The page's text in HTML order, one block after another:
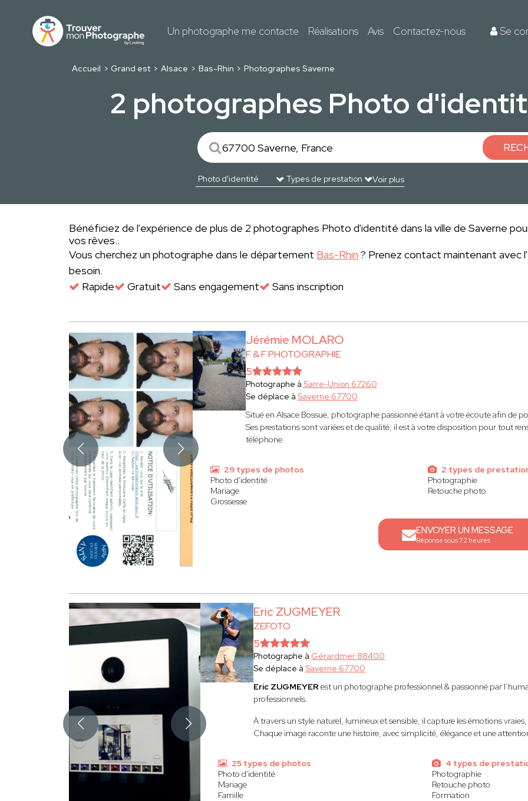
Un photographe me contacte Réalisations Avis Contactez-nous Se
Accueil Grand est Alsace Bas-Rhin Photographes Saverne
2 photographes Photo
Voir plus
Bénéficiez de l'expérience de plus de 2 photographes Photo d'identité dans la ville de Saverne
vos rêves..
Vous cherchez un photographe dans le département Bas-Rhin ? Prenez contact maintenant avec
besoin.
Rapide
Gratuit Sans engagement Sans inscription
Jérémie MOLARO
F & F PHOTOGRAPHIE
5
Photographe à Sarre-Union 67260
Se déplace à Saverne 67700
Situé en Alsace Bossue, photographe passionné étant à votre écoute afin de
Ses prestations sont variées et de qualité, il est à votre disposition pour tout
téléphone.
29 types de photos
Photo d'identité
Mariage
Grossesse
2 types de
Photographie
Retouche photo
ENVOYER UN MESSAGE
Réponse sous 72 heures
Eric ZUGMEYER
ZEFOTO
5
Photographe à Gérardmer 88400
Se déplace àSaverne 67700
Eric ZUGMEYER est un photographe professionnel & passionné par
professionnels.
À travers un style naturel, lumineux et sensible, il capture les émotions
Chaque image raconte une histoire, avec simplicité, élégance et une
25 types de photos
Photo d'identité
Mariage
Famille
4 types de
Photographie
Retouche photo
Formation